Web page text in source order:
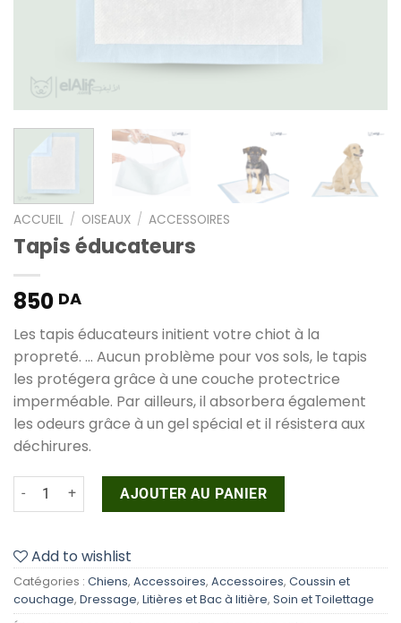
ACCUEIL / OISEAUX / ACCESSOIRES
Tapis éducateurs
850 DA
Les tapis éducateurs initient votre chiot à la
propreté. … Aucun problème pour vos sols, le tapis
les protégera grâce à une couche protectrice
imperméable. Par ailleurs, il absorbera également
les odeurs grâce à un gel spécial et il résistera aux
déchirures.
quantité de Tapis éducateurs
AJOUTER AU PANIER
Add to wishlist
Catégories : Chiens, Accessoires, Accessoires, Coussin et
couchage, Dressage, Litières et Bac à litière, Soin et Toilettage